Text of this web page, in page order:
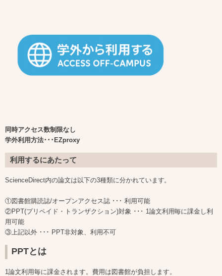
同時アクセス数制限なし
学外利用方法･･･EZproxy
利用するにあたって
ScienceDirect内の論文は以下の3種類に分かれています。
①図書館購読誌/オープンアクセス誌 ･･･ 利用可能
②PPT(プリペイド・トランザクション)対象 ･･･ 1論文利用毎に課金し利
用可能
③上記以外 ･･･ PPT非対象、利用不可
PPTとは
1論文利用毎に課金されます。費用は図書館が負担します。